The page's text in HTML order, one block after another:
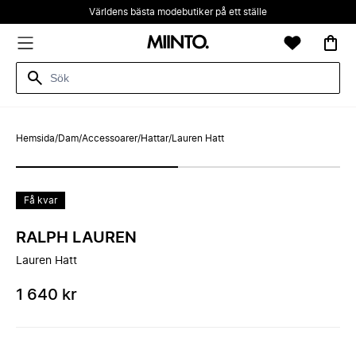
Världens bästa modebutiker på ett ställe
Hemsida/Dam/Accessoarer/Hattar/ Lauren Hatt
Få kvar
RALPH LAUREN
Lauren Hatt
1 640 kr